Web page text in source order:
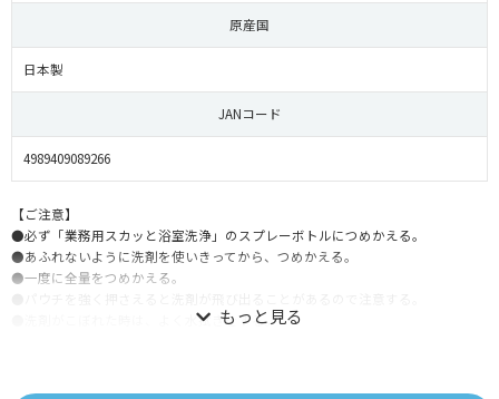
原産国
日本製
JANコード
4989409089266
【ご注意】
●必ず「業務用スカッと浴室洗浄」のスプレーボトルにつめかえる。
●あふれないように洗剤を使いきってから、つめかえる。
●一度に全量をつめかえる。
●洗剤がこぼれた時は、よく水拭きをする。